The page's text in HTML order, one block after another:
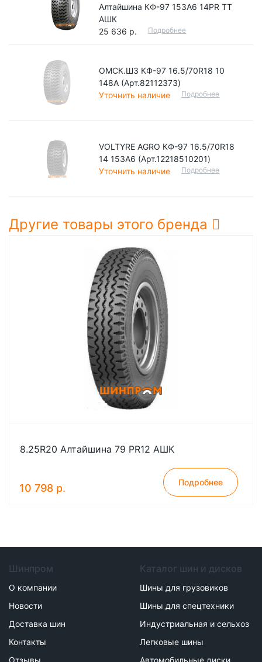
Алтайшина КФ-97 153А6 14PR TT
АШК
25 636 р.
Подробнее
ОМСК.ШЗ КФ-97 16.5/70R18 10
148A (Арт.82112373)
Уточнить наличие
Подробнее
VOLTYRE AGRO КФ-97 16.5/70R18
14 153A6 (Арт.12218510201)
Уточнить наличие
Подробнее
Другие товары этого бренда
8.25R20 Алтайшина 79 PR12 АШК
10 798 р. Подробнее
Шинпром
О компании
Новости
Доставка шин
Контакты
Отзывы
Каталог шин и дисков
Шины для грузовиков
Шины для спецтехники
Индустриальная и сельхоз
Легковые шины
Автомобильные диски